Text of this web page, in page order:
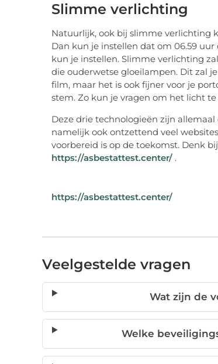
Slimme verlichting
Natuurlijk, ook bij slimme verlichting
Dan kun je instellen dat om 06.59
kun je instellen. Slimme verlichting
die ouderwetse gloeilampen. Dit zal
film, maar het is ook fijner voor je
stem. Zo kun je vragen om het licht
Deze drie technologieën zijn
namelijk ook ontzettend veel
voorbereid is op de toekomst. Denk
https://asbestattest.center/ .
https://asbestattest.center/
Veelgestelde vragen
Wat zijn de
Welke